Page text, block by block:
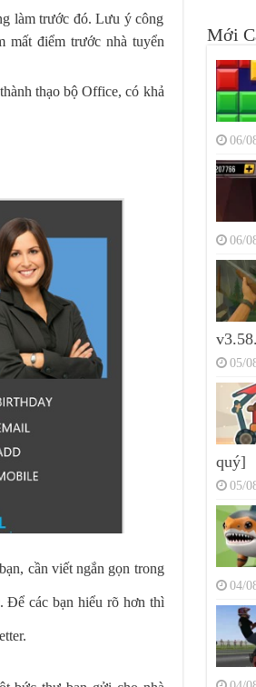
làm trước đó. Lưu ý công
mất điểm trước nhà tuyển
thạo bộ Office, có khả
cần viết ngắn gọn trong
. Để các bạn hiểu rõ hơn thì
Mới
06/
06/
05/
quý]
05/
04/